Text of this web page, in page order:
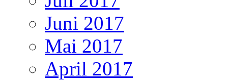
Juni 2017
Mai 2017
April 2017